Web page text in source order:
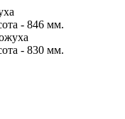
- 846 мм.
- 830 мм.